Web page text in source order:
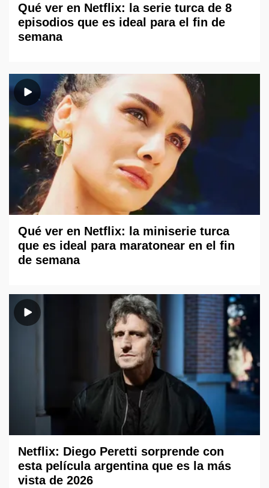
Qué ver en Netflix: la serie turca de 8
episodios que es ideal para el fin de
semana
Qué ver en Netflix: la miniserie turca
que es ideal para maratonear en el fin
de semana
Netflix: Diego Peretti sorprende con
esta película argentina que es la más
vista de 2026